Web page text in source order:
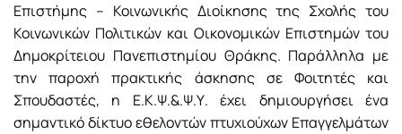
Επιστήμης – Κοινωνικής Διοίκησης της Σχολής του
Κοινωνικών Πολιτικών και Οικονομικών Επιστημών του
Δημοκρίτειου Πανεπιστημίου Θράκης. Παράλληλα με
την παροχή πρακτικής άσκησης σε Φοιτητές και
Σπουδαστές, η Ε.Κ.Ψ.&.Ψ.Υ. έχει δημιουργήσει ένα
σημαντικό δίκτυο εθελοντών πτυχιούχων Επαγγελμάτων